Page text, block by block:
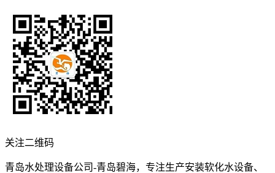
关注二维码
青岛水处理设备公司-青岛碧海，专注生产安装软化水设备、